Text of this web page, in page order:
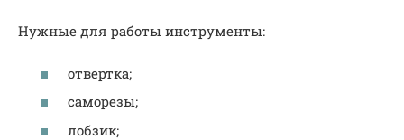
Нужные для работы инструменты:
отвертка;
саморезы;
лобзик;